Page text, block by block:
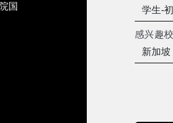
国
感兴趣